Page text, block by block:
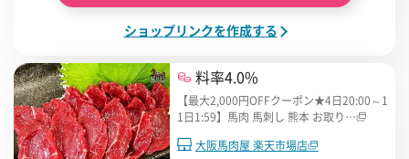
ショップリンクを作成する
料率4.0%
【最大2,000円OFFクーポン★4日20:00～1
1日1:59】馬肉 馬刺し 熊本 お取り…
大阪馬肉屋 楽天市場店